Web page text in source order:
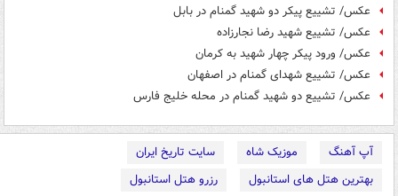
عکس/ تشییع پیکر دو شهید گمنام در بابل
عکس/ تشییع شهید رضا نجارزاده
عکس/ ورود پیکر چهار شهید به کرمان
عکس/ تشییع شهدای گمنام در اصفهان
عکس/ تشییع دو شهید گمنام در محله خلیج فارس
آپ آهنگ موزیک شاه
سایت تاریخ ایران
بهترین هتل های استانبول
رزرو هتل استانبول